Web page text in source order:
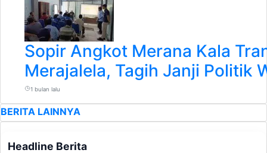
Sopir Angkot Merana Kala
Merajalela, Tagih Janji Politik
1 bulan lalu
BERITA LAINNYA
Headline Berita